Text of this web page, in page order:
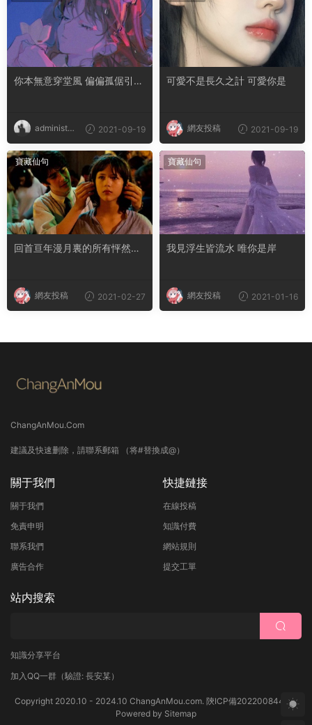
你本無意穿堂風 偏偏孤倨引山
administra
tor
2021-09-19
可愛不是長久之計 可愛你是
網友投稿 2021-09-19
寶藏仙句
回首亘年漫月裏的所有怦然心
網友投稿 2021-02-27
寶藏仙句
我見浮生皆流水 唯你是岸
網友投稿 2021-01-16
ChangAnMou.Com
建議及快速删除，請聯系郵箱 （将#替換成@）
關于我們
關于我們
免責申明
聯系我們
廣告合作
快捷鏈接
在線投稿
知識付費
網站規則
提交工單
站内搜索
知識分享平台
加入QQ一群 （驗證: 長安某）
Copyright 2020.10 - 2024.10 ChangAnMou.com. 陝ICP備2022008444号
Powered by Sitemap